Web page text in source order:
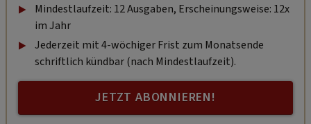
Mindestlaufzeit: 12 Ausgaben, Erscheinungsweise: 12x
im Jahr
Jederzeit mit 4-wöchiger Frist zum Monatsende
schriftlich kündbar (nach Mindestlaufzeit).
JETZT ABONNIEREN!